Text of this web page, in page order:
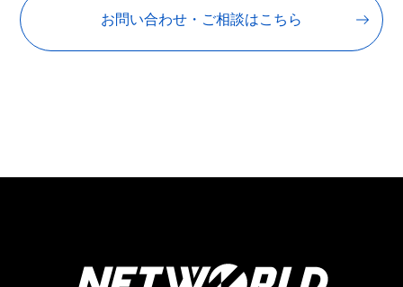
お問い合わせ・ご相談はこちら